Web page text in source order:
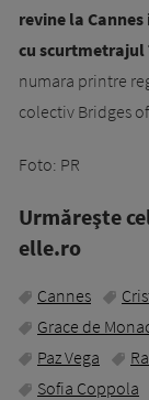
revine la
cu scurtmetrajul
numara printre
colectiv Bridges
Foto: PR
Urmăreşte
elle.ro
Cannes
Grace de
Paz Vega
Sofia Coppola